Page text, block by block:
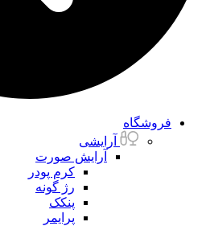
فروشگاه
آرایشی
آرایش صورت
کرم پودر
رژ گونه
پنکک
پرایمر